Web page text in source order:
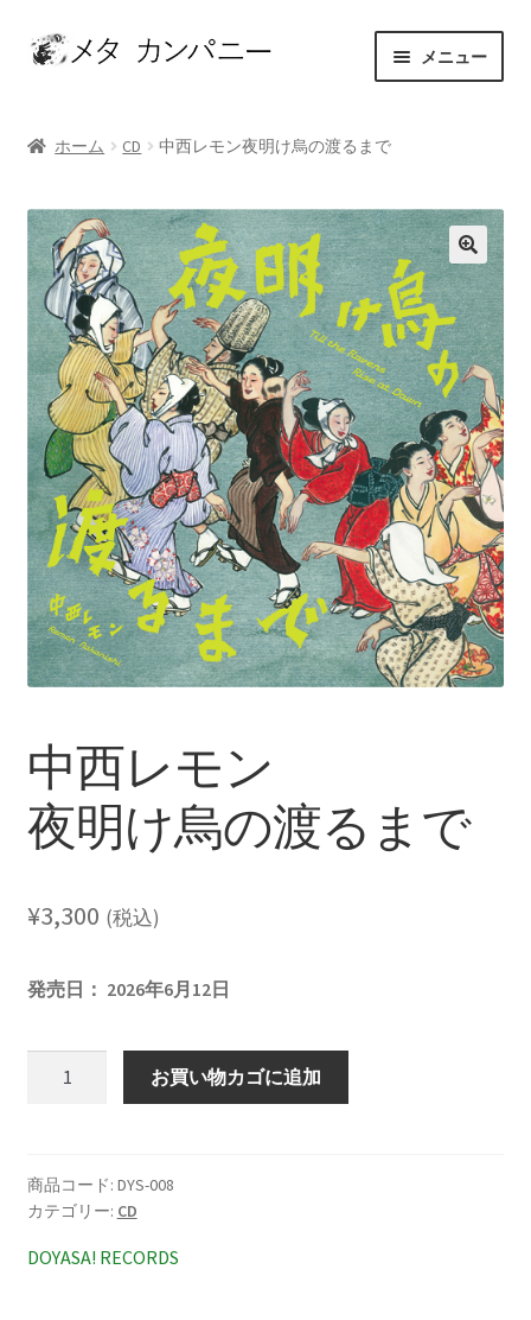
ナ
ビ
ー
ン
へ
ス
キ
ッ
プ
コ
ン
ン
ス
キ
ッ
プ
メニュー
お問い合わせ
カート
ショップ
セレクト
マイアカウント
レーベル
支払い
通販について
ホーム CD 中西レモン夜明け烏の渡るまで
中西レモン
夜明け烏の渡るまで
¥3,300 (税込)
発売日： 2026年6月12日
ン
夜
け
お買い物カゴに追加
商品コード: DYS-008
カテゴリー: CD
DOYASA! RECORDS